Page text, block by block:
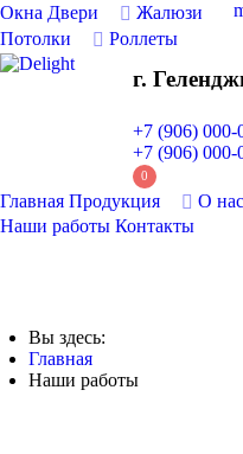
Окна Двери
Жалюзи
Потолки
Роллеты
г.
+7 (906) 000-
+7 (906) 000-
0
Главная Продукция О нас
Наши работы Контакты
Вы здесь:
Главная
Наши работы